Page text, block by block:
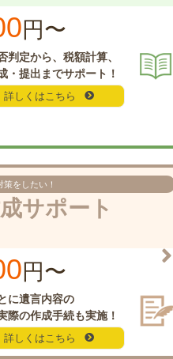
円〜
判定から、 税額計算、
・提出までサポート！
詳しくはこちら
策をしたい！
サポート
円〜
に遺言内容の
際の作成手続も実施！
詳しくはこちら